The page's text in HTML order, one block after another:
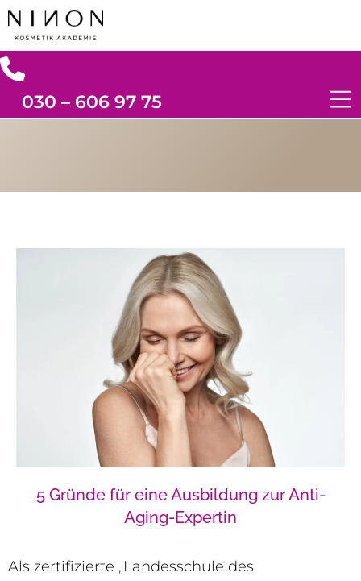
030 – 606 97 75
5 Gründe für eine Ausbildung zur Anti-
Aging-Expertin
Als zertifizierte „Landesschule des